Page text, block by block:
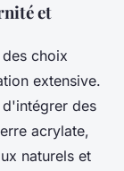
et
choix
extensive.
d'intégrer des
acrylate,
naturels et